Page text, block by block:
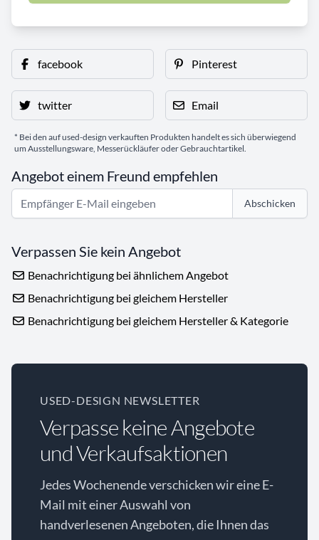
facebook Pinterest
twitter Email
* Bei den auf used-design verkauften Produkten handelt es sich überwiegend
um Ausstellungsware, Messerückläufer oder Gebrauchtartikel.
Angebot einem Freund empfehlen
Abschicken
Verpassen Sie kein Angebot
Benachrichtigung bei ähnlichem Angebot
Benachrichtigung bei gleichem Hersteller
Benachrichtigung bei gleichem Hersteller & Kategorie
USED-DESIGN NEWSLETTER
Verpasse keine Angebote
und Verkaufsaktionen
Jedes Wochenende verschicken wir eine E-
Mail mit einer Auswahl von
handverlesenen Angeboten, die Ihnen das